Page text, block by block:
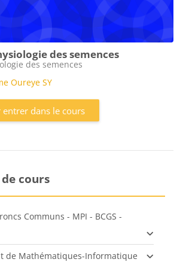
des semences
des semences
Oureye SY
dans le cours
cours
Communs - MPI - BCGS -
de Mathématiques-Informatique